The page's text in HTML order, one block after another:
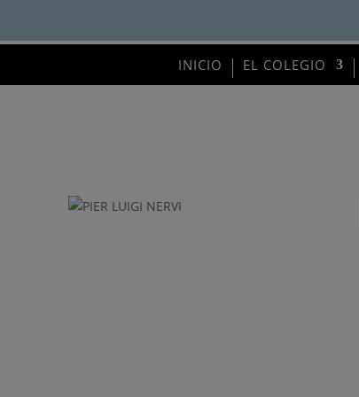
INICIO EL COLEGIO